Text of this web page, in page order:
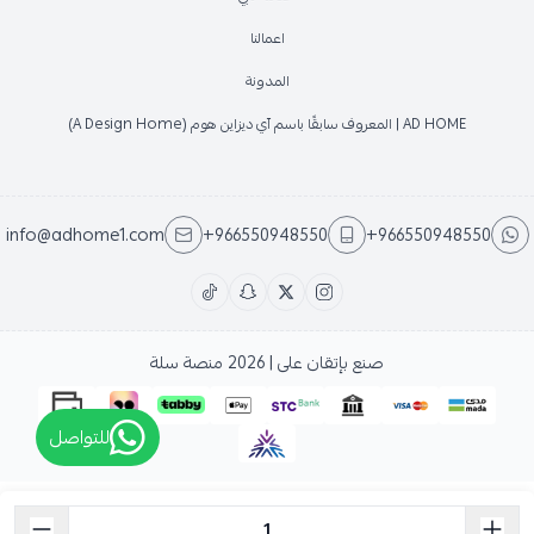
اعمالنا
المدونة
AD HOME | المعروف سابقًا باسم آي ديزاين هوم (A Design Home)
+966550948550
+966550948550
info@adhome1.com
صنع بإتقان على | 2026 منصة سلة
للتواصل